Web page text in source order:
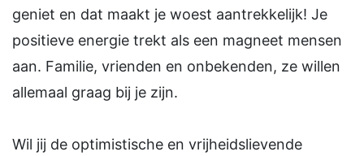
geniet en dat maakt je woest aantrekkelijk! Je
positieve energie trekt als een magneet mensen
aan. Familie, vrienden en onbekenden, ze willen
allemaal graag bij je zijn.
Wil jij de optimistische en vrijheidslievende